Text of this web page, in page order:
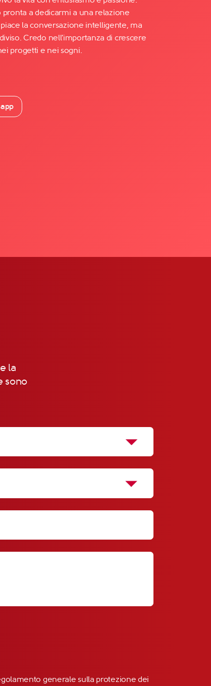
a dedicarmi a una relazione
la conversazione intelligente, ma
Credo nell'importanza di crescere
progetti e nei sogni.
la
sono
generale sulla protezione dei